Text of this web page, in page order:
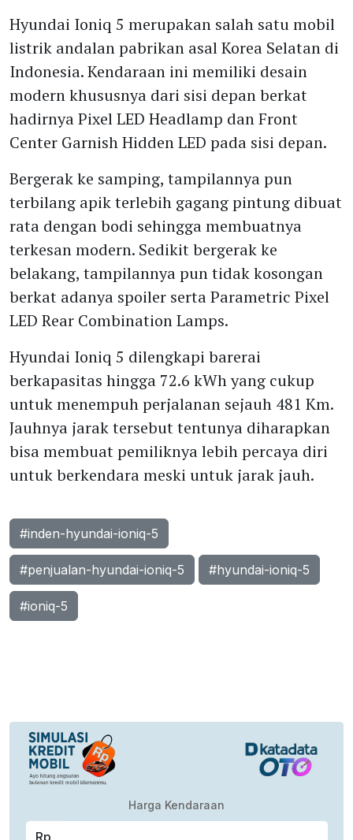
Hyundai Ioniq 5 merupakan salah satu mobil
listrik andalan pabrikan asal Korea Selatan di
Indonesia. Kendaraan ini memiliki desain
modern khususnya dari sisi depan berkat
hadirnya Pixel LED Headlamp dan Front
Center Garnish Hidden LED pada sisi depan.
Bergerak ke samping, tampilannya pun
terbilang apik terlebih gagang pintung dibuat
rata dengan bodi sehingga membuatnya
terkesan modern. Sedikit bergerak ke
belakang, tampilannya pun tidak kosongan
berkat adanya spoiler serta Parametric Pixel
LED Rear Combination Lamps.
Hyundai Ioniq 5 dilengkapi barerai
berkapasitas hingga 72.6 kWh yang cukup
untuk menempuh perjalanan sejauh 481 Km.
Jauhnya jarak tersebut tentunya diharapkan
bisa membuat pemiliknya lebih percaya diri
untuk berkendara meski untuk jarak jauh.
#inden-hyundai-ioniq-5
#penjualan-hyundai-ioniq-5 #hyundai-ioniq-5
#ioniq-5